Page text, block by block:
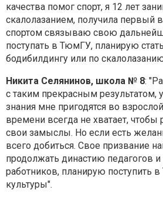
качества помог спорт, я 12 лет
скалолазанием, получила первый
спортом связываю свою
поступать в ТюмГУ, планирую
бодибилдингу или по
Никита Селянинов, школа № 8:
с таким прекрасным результатом,
знания мне пригодятся во
времени всегда не хватает, чтобы
свои замыслы. Но если есть
всего добиться. Свое призвание
продолжать династию педагогов и
работников, планирую поступить
культуры".